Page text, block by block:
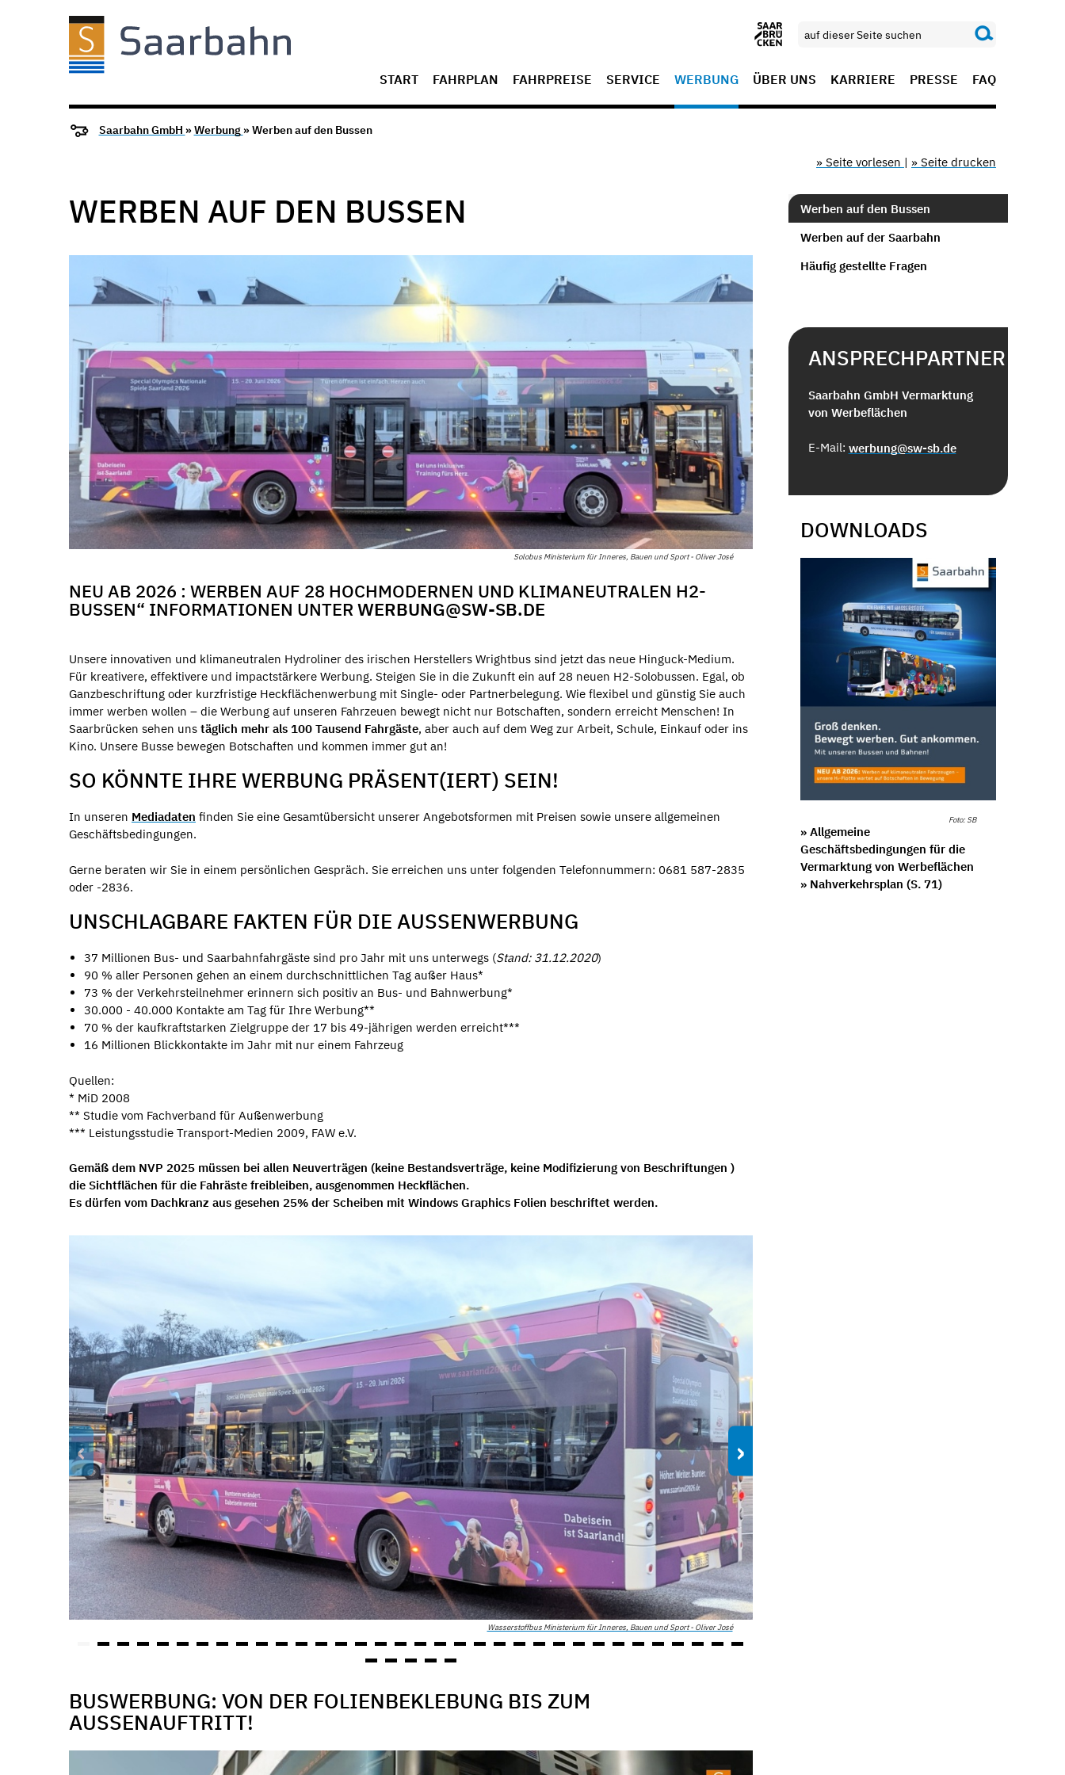
START FAHRPLAN FAHRPREISE SERVICE WERBUNG ÜBER UNS KARRIERE PRESSE FAQ
Saarbahn GmbH »Werbung » Werben auf den Bussen
» Seite vorlesen | » Seite drucken
WERBEN AUF DEN BUSSEN
Solobus Ministerium für Inneres, Bauen und Sport - Oliver José
NEU AB 2026 : WERBEN AUF 28 HOCHMODERNEN UND KLIMANEUTRALEN H2-
BUSSEN“ INFORMATIONEN UNTER WERBUNG@SW-SB.DE
Unsere innovativen und klimaneutralen Hydroliner des irischen Herstellers Wrightbus sind jetzt das neue Hinguck-Medium.
Für kreativere, effektivere und impactstärkere Werbung. Steigen Sie in die Zukunft ein auf 28 neuen H2-Solobussen. Egal, ob
Ganzbeschriftung oder kurzfristige Heckflächenwerbung mit Single- oder Partnerbelegung. Wie flexibel und günstig Sie auch
immer werben wollen – die Werbung auf unseren Fahrzeuen bewegt nicht nur Botschaften, sondern erreicht Menschen! In
Saarbrücken sehen uns täglich mehr als 100 Tausend Fahrgäste, aber auch auf dem Weg zur Arbeit, Schule, Einkauf oder ins
Kino. Unsere Busse bewegen Botschaften und kommen immer gut an!
SO KÖNNTE IHRE WERBUNG PRÄSENT(IERT) SEIN!
In unseren Mediadaten finden Sie eine Gesamtübersicht unserer Angebotsformen mit Preisen sowie unsere allgemeinen
Geschäftsbedingungen.
Gerne beraten wir Sie in einem persönlichen Gespräch. Sie erreichen uns unter folgenden Telefonnummern: 0681 587-2835
oder -2836.
UNSCHLAGBARE FAKTEN FÜR DIE AUSSENWERBUNG
37 Millionen Bus- und Saarbahnfahrgäste sind pro Jahr mit uns unterwegs (Stand: 31.12.2020)
90 % aller Personen gehen an einem durchschnittlichen Tag außer Haus*
73 % der Verkehrsteilnehmer erinnern sich positiv an Bus- und Bahnwerbung*
30.000 - 40.000 Kontakte am Tag für Ihre Werbung**
70 % der kaufkraftstarken Zielgruppe der 17 bis 49-jährigen werden erreicht***
16 Millionen Blickkontakte im Jahr mit nur einem Fahrzeug
Quellen:
* MiD 2008
** Studie vom Fachverband für Außenwerbung
*** Leistungsstudie Transport-Medien 2009, FAW e.V.
Gemäß dem NVP 2025 müssen bei allen Neuverträgen (keine Bestandsverträge, keine Modifizierung von Beschriftungen )
die Sichtflächen für die Fahräste freibleiben, ausgenommen Heckflächen.
Es dürfen vom Dachkranz aus gesehen 25% der Scheiben mit Windows Graphics Folien beschriftet werden.
Wasserstoffbus Ministerium für Inneres, Bauen und Sport - Oliver José
‹ ›
BUSWERBUNG: VON DER FOLIENBEKLEBUNG BIS ZUM
AUSSENAUFTRITT!
Werben auf den Bussen
Werben auf der Saarbahn
Häufig gestellte Fragen
ANSPRECHPARTNER
Saarbahn GmbH Vermarktung
von Werbeflächen
E-Mail: werbung@sw-sb.de
DOWNLOADS
Foto: SB
» Allgemeine
Geschäftsbedingungen für die
Vermarktung von Werbeflächen
» Nahverkehrsplan (S. 71)